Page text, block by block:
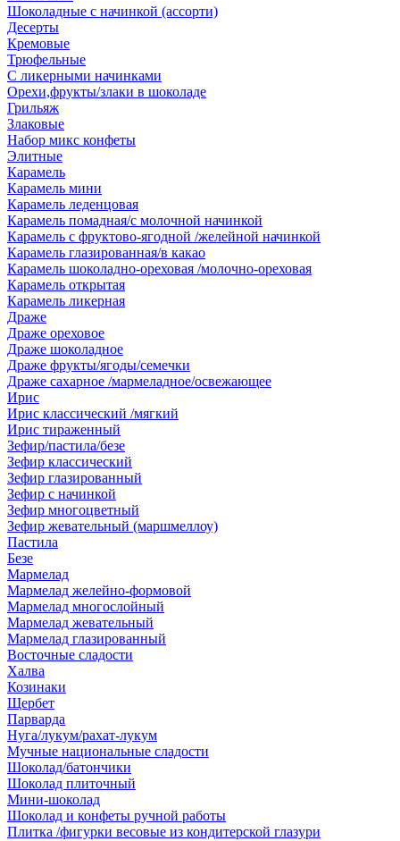
Шоколадные с начинкой (ассорти)
Десерты
Кремовые
Трюфельные
С ликерными начинками
Орехи,фрукты/злаки в шоколаде
Грильяж
Злаковые
Набор микс конфеты
Элитные
Карамель
Карамель мини
Карамель леденцовая
Карамель помадная/с молочной начинкой
Карамель с фруктово-ягодной /желейной начинкой
Карамель глазированная/в какао
Карамель шоколадно-ореховая /молочно-ореховая
Карамель открытая
Карамель ликерная
Драже
Драже ореховое
Драже шоколадное
Драже фрукты/ягоды/семечки
Драже сахарное /мармеладное/освежающее
Ирис
Ирис классический /мягкий
Ирис тираженный
Зефир/пастила/безе
Зефир классический
Зефир глазированный
Зефир с начинкой
Зефир многоцветный
Зефир жевательный (маршмеллоу)
Пастила
Безе
Мармелад
Мармелад желейно-формовой
Мармелад многослойный
Мармелад жевательный
Мармелад глазированный
Восточные сладости
Халва
Козинаки
Щербет
Парварда
Нуга/лукум/рахат-лукум
Мучные национальные сладости
Шоколад/батончики
Шоколад плиточный
Мини-шоколад
Шоколад и конфеты ручной работы
Плитка /фигурки весовые из кондитерской глазури